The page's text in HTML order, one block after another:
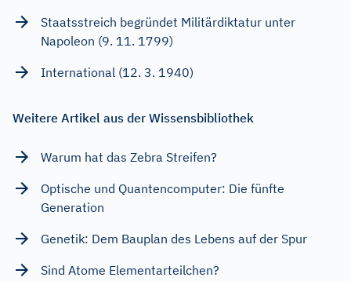
Staatsstreich begründet Militärdiktatur unter
Napoleon (9. 11. 1799)
International (12. 3. 1940)
Weitere Artikel aus der Wissensbibliothek
Warum hat das Zebra Streifen?
Optische und Quantencomputer: Die fünfte
Generation
Genetik: Dem Bauplan des Lebens auf der Spur
Sind Atome Elementarteilchen?